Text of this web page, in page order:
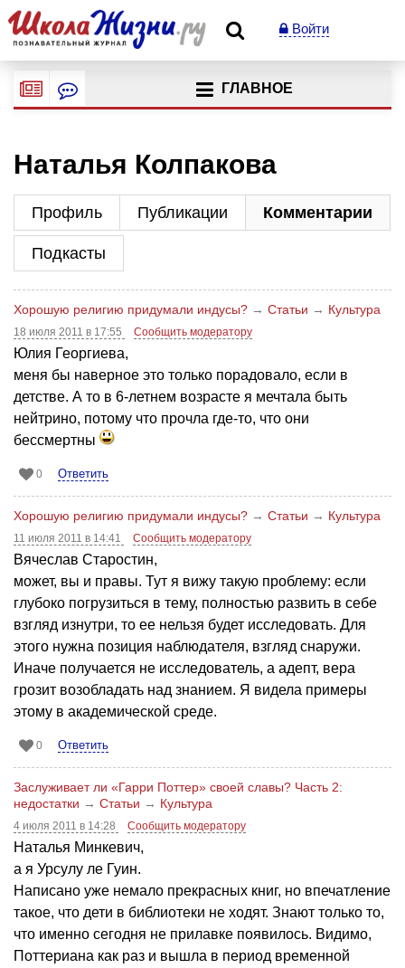
Войти
ГЛАВНОЕ
Наталья Колпакова
Профиль Публикации Комментарии
Подкасты
Хорошую религию придумали индусы? → Статьи → Культура
18 июля 2011 в 17:55 Сообщить модератору
Юлия Георгиева,
меня бы наверное это только порадовало, если в
детстве. А то в 6-летнем возрасте я мечтала быть
нейтрино, потому что прочла где-то, что они
бессмертны
0 Ответить
Хорошую религию придумали индусы? → Статьи → Культура
11 июля 2011 в 14:41 Сообщить модератору
Вячеслав Старостин,
может, вы и правы. Тут я вижу такую проблему: если
глубоко погрузиться в тему, полностью развить в себе
взгляд изнутри, то ее нельзя будет исследовать. Для
этого нужна позиция наблюдателя, взгляд снаружи.
Иначе получается не исследователь, а адепт, вера
грозит возобладать над знанием. Я видела примеры
этому в академической среде.
0 Ответить
Заслуживает ли «Гарри Поттер» своей славы? Часть 2:
недостатки → Статьи → Культура
4 июля 2011 в 14:28 Сообщить модератору
Наталья Минкевич,
а я Урсулу ле Гуин.
Написано уже немало прекрасных книг, но впечатление
такое, что дети в библиотеки не ходят. Знают только то,
что именно сегодня не прилавке появилось. Видимо,
Поттериана как раз и вышла в период временной